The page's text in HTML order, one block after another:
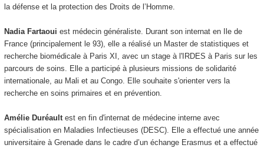
la défense et la protection des Droits de l’Homme.
Nadia Fartaoui est médecin généraliste. Durant son internat en Ile de
France (principalement le 93), elle a réalisé un Master de statistiques et
recherche biomédicale à Paris XI, avec un stage à l'IRDES à Paris sur les
parcours de soins. Elle a participé à plusieurs missions de solidarité
internationale, au Mali et au Congo. Elle souhaite s'orienter vers la
recherche en soins primaires et en prévention.
Amélie Duréaultest en fin d'internat de médecine interne avec
spécialisation en Maladies Infectieuses (DESC). Elle a effectué une année
universitaire à Grenade dans le cadre d’un échange Erasmus et a effectué